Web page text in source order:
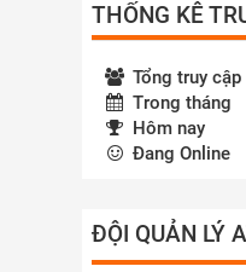
THỐNG KÊ
Tổng truy cập
Trong tháng
Hôm nay
Đang Online
ĐỘI QUẢN LÝ